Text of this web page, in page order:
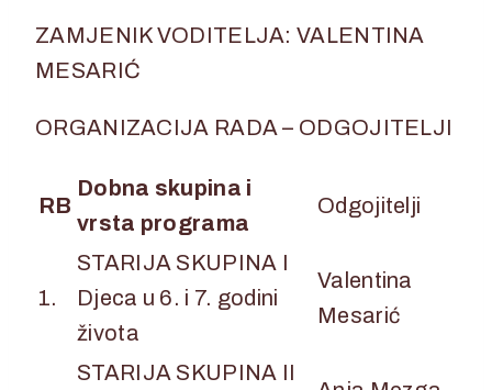
ZAMJENIK VODITELJA: VALENTINA
MESARIĆ
ORGANIZACIJA RADA – ODGOJITELJI
RB
Dobna skupina i
vrsta programa
Odgojitelji
1.
STARIJA SKUPINA I
Djeca u 6. i 7. godini
života
Valentina
Mesarić
STARIJA SKUPINA II